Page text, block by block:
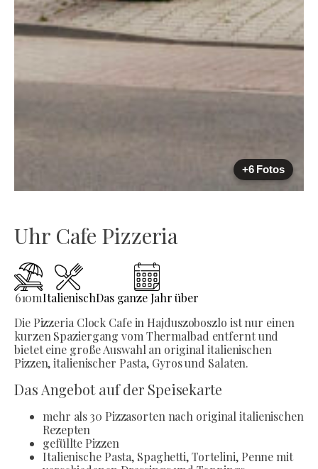
+6 Fotos
Uhr Cafe Pizzeria
610mItalienischDas ganze Jahr über
Die Pizzeria Clock Cafe in Hajduszoboszlo ist nur einen
kurzen Spaziergang vom Thermalbad entfernt und
bietet eine große Auswahl an original italienischen
Pizzen, italienischer Pasta, Gyros und Salaten.
Das Angebot auf der Speisekarte
mehr als 30 Pizzasorten nach original italienischen
Rezepten
gefüllte Pizzen
Italienische Pasta, Spaghetti, Tortelini, Penne mit